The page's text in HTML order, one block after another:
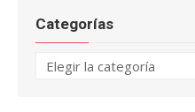
Categorías
Categorías